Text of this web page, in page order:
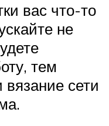
вас что-то
не
тем
сети